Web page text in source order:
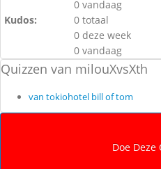
0 vandaag
Kudos:
0 totaal
0 deze week
0 vandaag
Quizzen van milouXvsXth
van tokiohotel bill of tom